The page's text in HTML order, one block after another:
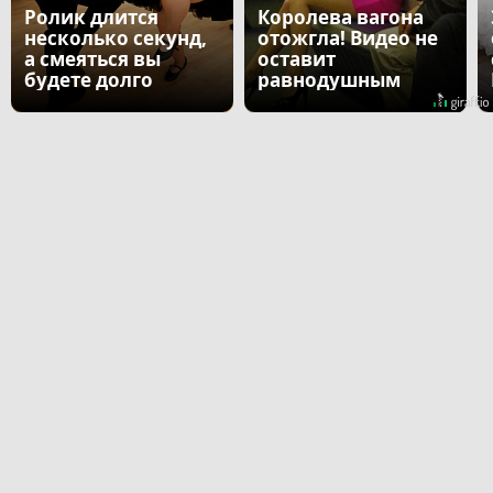
Ролик длится
несколько секунд,
а смеяться вы
будете долго
Королева вагона
отожгла! Видео не
оставит
равнодушным